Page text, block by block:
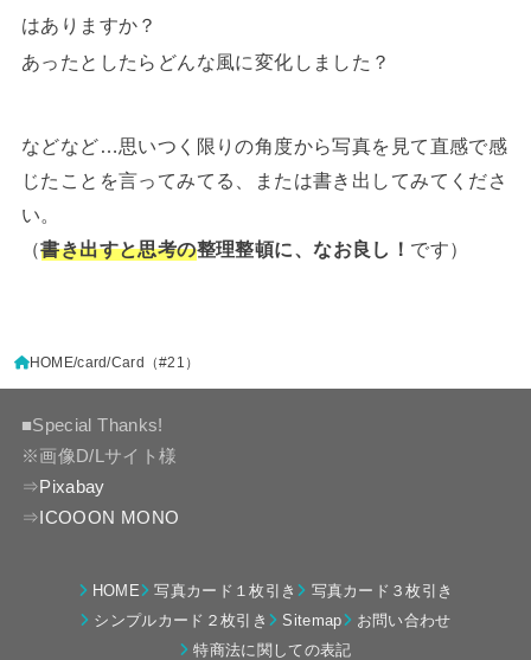
はありますか？
あったとしたらどんな風に変化しました？
などなど…思いつく限りの角度から写真を見て直感で感
じたことを言ってみてる、または書き出してみてくださ
い。
（書き出すと思考の整理整頓に、なお良し！ です）
HOME card Card（#21）
■Special Thanks!
※画像D/Lサイト様
⇒Pixabay
⇒ ICOOON MONO
HOME 写真カード１枚引き
写真カード３枚引き
シンプルカード２枚引き
Sitemap
お問い合わせ
特商法に関しての表記